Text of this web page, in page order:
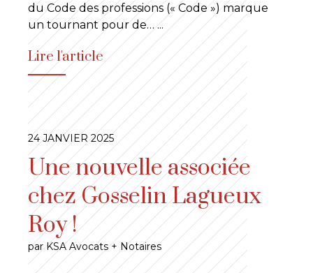
du Code des professions (« Code ») marque
un tournant pour de… ...
Lire l'article
24 JANVIER 2025
Une nouvelle associée
chez Gosselin Lagueux
Roy !
par KSA Avocats + Notaires